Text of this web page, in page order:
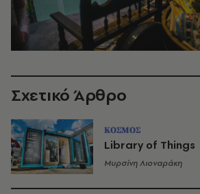
Σχετικό Άρθρο
ΚΟΣΜΟΣ
Library of Things
Μυρσίνη Λιοναράκη